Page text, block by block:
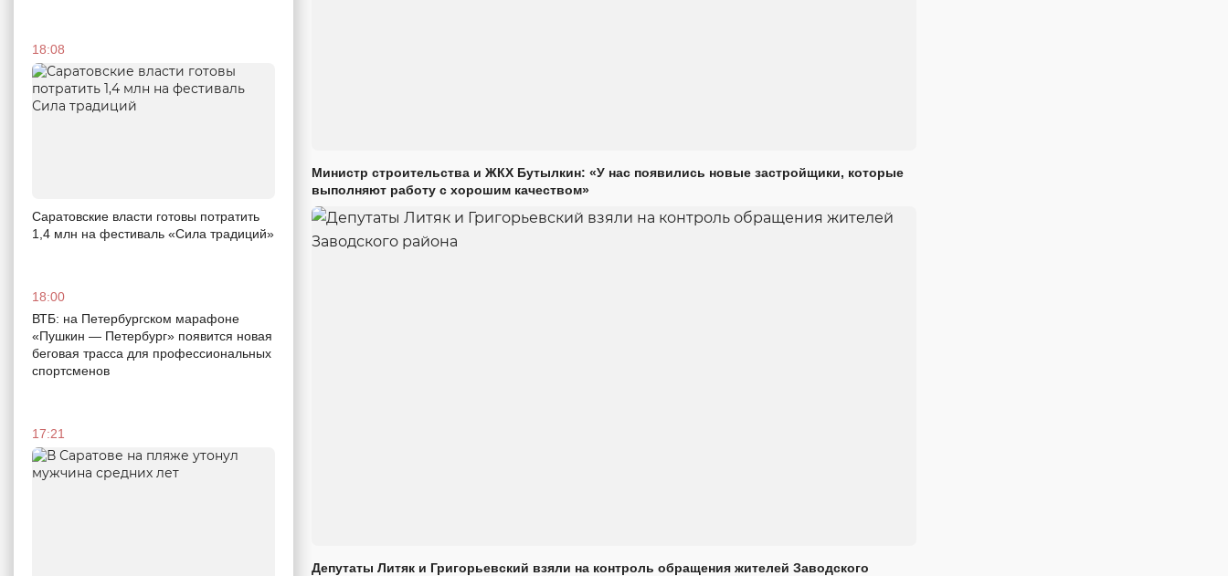
18:08
Саратовские власти готовы потратить
1,4 млн на фестиваль «Сила традиций»
18:00
ВТБ: на Петербургском марафоне
«Пушкин — Петербург» появится новая
беговая трасса для профессиональных
спортсменов
17:21
Министр строительства и ЖКХ Бутылкин: «У нас появились новые застройщики, которые
выполняют работу с хорошим качеством»
Депутаты Литяк и Григорьевский взяли на контроль обращения жителей Заводского